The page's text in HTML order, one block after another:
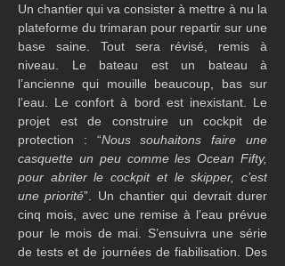
Un chantier qui va consister à mettre à nu la
plateforme du trimaran pour repartir sur une
base saine. Tout sera révisé, remis à
niveau. Le bateau est un bateau à
l’ancienne qui mouille beaucoup, bas sur
l’eau. Le confort à bord est inexistant. Le
projet est de construire un cockpit de
protection : “Nous souhaitons faire une
casquette un peu comme les Ocean Fifty,
pour abriter le cockpit et le skipper, c’est
une priorité”. Un chantier qui devrait durer
cinq mois, avec une remise à l’eau prévue
pour le mois de mai. S’ensuivra une série
de tests et de journées de fiabilisation. Des